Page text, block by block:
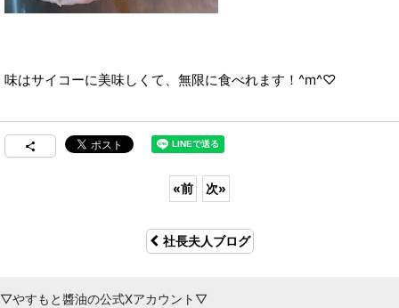
味はサイコーに美味しくて、無限に食べれます！^m^♡
«前 次»
社長夫人ブログ
▽やすもと醬油の公式Xアカウント▽